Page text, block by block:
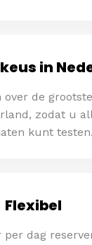
in
over de
zodat u
kunt testen.
Flexibel
dag